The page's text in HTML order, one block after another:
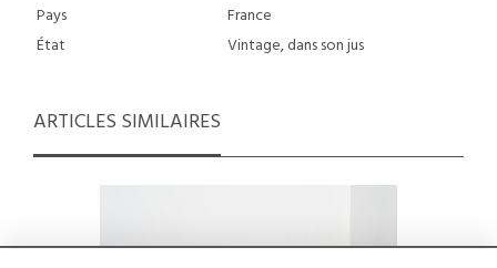
Pays
France
État
Vintage, dans son jus
ARTICLES SIMILAIRES